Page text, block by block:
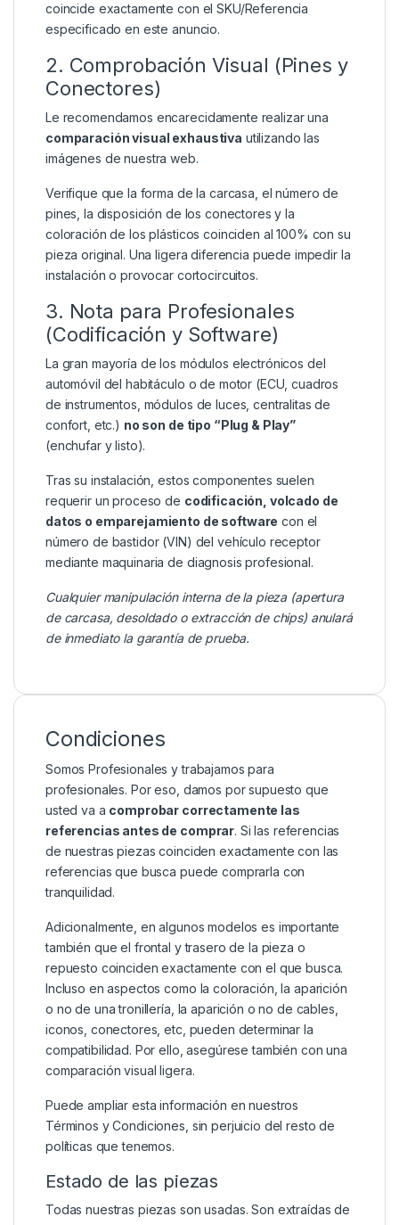
coincide exactamente con el SKU/Referencia
especificado en este anuncio.
2. Comprobación Visual (Pines y
Conectores)
Le recomendamos encarecidamente realizar una
comparación visual exhaustiva utilizando las
imágenes de nuestra web.
Verifique que la forma de la carcasa, el número de
pines, la disposición de los conectores y la
coloración de los plásticos coinciden al 100% con su
pieza original. Una ligera diferencia puede impedir la
instalación o provocar cortocircuitos.
3. Nota para Profesionales
(Codificación y Software)
La gran mayoría de los módulos electrónicos del
automóvil del habitáculo o de motor (ECU, cuadros
de instrumentos, módulos de luces, centralitas de
confort, etc.) no son de tipo “Plug & Play”
(enchufar y listo).
Tras su instalación, estos componentes suelen
requerir un proceso de codificación, volcado de
datos o emparejamiento de software con el
número de bastidor (VIN) del vehículo receptor
mediante maquinaria de diagnosis profesional.
Cualquier manipulación interna de la pieza (apertura
de carcasa, desoldado o extracción de chips) anulará
de inmediato la garantía de prueba.
Condiciones
Somos Profesionales y trabajamos para
profesionales. Por eso, damos por supuesto que
usted va a comprobar correctamente las
referencias antes de comprar. Si las referencias
de nuestras piezas coinciden exactamente con las
referencias que busca puede comprarla con
tranquilidad.
Adicionalmente, en algunos modelos es importante
también que el frontal y trasero de la pieza o
repuesto coinciden exactamente con el que busca.
Incluso en aspectos como la coloración, la aparición
o no de una tronillería, la aparición o no de cables,
iconos, conectores, etc, pueden determinar la
compatibilidad. Por ello, asegúrese también con una
comparación visual ligera.
Puede ampliar esta información en nuestros
Términos y Condiciones , sin perjuicio del resto de
políticas que tenemos.
Estado de las piezas
Todas nuestras piezas son usadas. Son extraídas de